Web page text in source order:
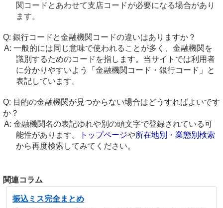
関コードとあわせて支店コードが必要になる場合があり
ます。
銀行コードと金融機関コードの違いはありますか？
一般的には同じ意味で使われることが多く、金融機関を
識別するためのコードを指します。当サイトでは利用者
に分かりやすいよう「金融機関コード・銀行コード」と
表記しています。
目的の金融機関が見つからない場合はどうすればよいです
か？
金融機関名の表記ゆれや別の頭文字で登録されている可
能性があります。
トップページや所在地別・業態別検索
から再度検索してみてください。
関連コラム
振込ミス完全まとめ